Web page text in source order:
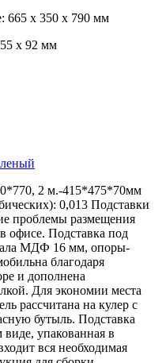
665 х 350 х 790 мм
х 92 мм
2 м.-415*475*70мм
0,013 Подставки
проблемы размещения
офисе. Подставка под
МДФ 16 мм, опоры-
благодаря
и дополнена
Для экономии места
рассчитана на кулер с
бутыль. Подставка
виде, упакованная в
вся необходимая